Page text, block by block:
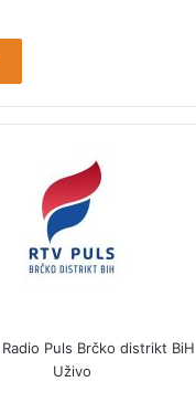
Puls Brčko distrikt BiH
Uživo